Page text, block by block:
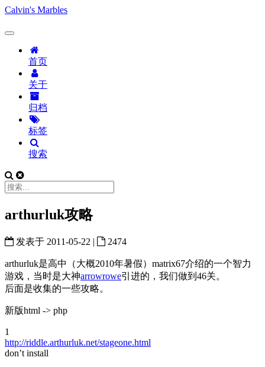
Calvin's Marbles
首页
关于
归档
标签
搜索
arthurluk攻略
发表于 2011-05-22 | 2474
arthurluk是高中（大概2010年暑假）matrix67介绍的一个智力
游戏，当时是大神arrowrowe引进的，我们做到46关。
后面是收集的一些攻略。
新版html -> php
1
http://riddle.arthurluk.net/stageone.html
don’t install